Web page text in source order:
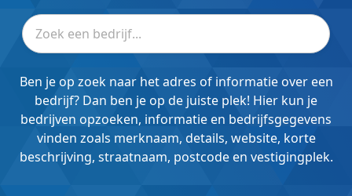
Ben je op zoek naar het adres of informatie over een
bedrijf? Dan ben je op de juiste plek! Hier kun je
bedrijven opzoeken, informatie en bedrijfsgegevens
vinden zoals merknaam, details, website, korte
beschrijving, straatnaam, postcode en vestigingplek.